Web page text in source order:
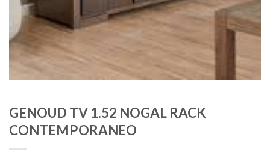
GENOUD TV 1.52 NOGAL RACK
CONTEMPORANEO